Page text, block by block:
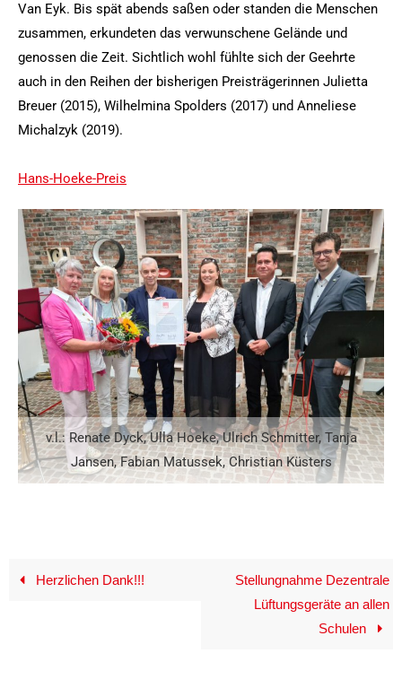
Van Eyk. Bis spät abends saßen oder standen die Menschen
zusammen, erkundeten das verwunschene Gelände und
genossen die Zeit. Sichtlich wohl fühlte sich der Geehrte
auch in den Reihen der bisherigen Preisträgerinnen Julietta
Breuer (2015), Wilhelmina Spolders (2017) und Anneliese
Michalzyk (2019).
Hans-Hoeke-Preis
v.l.: Renate Dyck, Ulla Hoeke, Ulrich Schmitter, Tanja
Jansen, Fabian Matussek, Christian Küsters
Herzlichen Dank!!!
Stellungnahme Dezentrale
Lüftungsgeräte an allen
Schulen